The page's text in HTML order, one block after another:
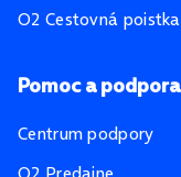
O2 Cestovná poistka
Pomoc a podpora
Centrum podpory